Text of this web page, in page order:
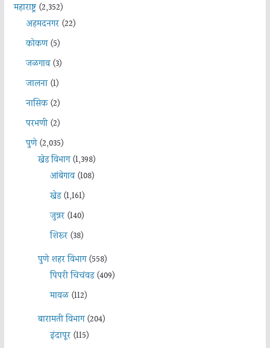
महाराष्ट्र(2,352)
अहमदनगर(22)
कोकण(5)
जळगाव(3)
जालना(1)
नासिक(2)
परभणी(2)
पुणे(2,035)
खेड विभाग(1,398)
आंबेगाव(108)
खेड(1,161)
जुन्नर(140)
शिरूर(38)
पुणे शहर विभाग(558)
पिंपरी चिचंवड(409)
मावळ(112)
बारामती विभाग(204)
इंदापूर(115)